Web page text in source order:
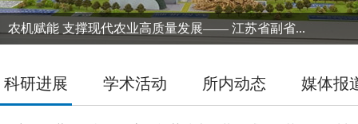
农机赋能 支撑现代农业高质量发展—— 江苏省副省...
科研进展 学术活动 所内动态 媒体报